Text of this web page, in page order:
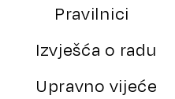
Pravilnici
Izvješća o radu
Upravno vijeće